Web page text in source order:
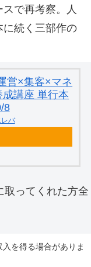
で再考察。人
続く三部作の
営×集客×マネ
講座 単行本
8
バ
取ってくれた方全
を得る場合がありま